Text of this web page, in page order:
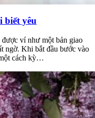
biết yêu
ví như một bản giao
ngờ. Khi bắt đầu bước vào
cách kỳ…